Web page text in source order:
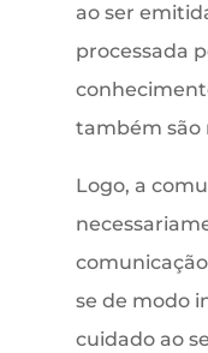
ao ser
processada
também são
Logo, a
se de modo
cuidado ao